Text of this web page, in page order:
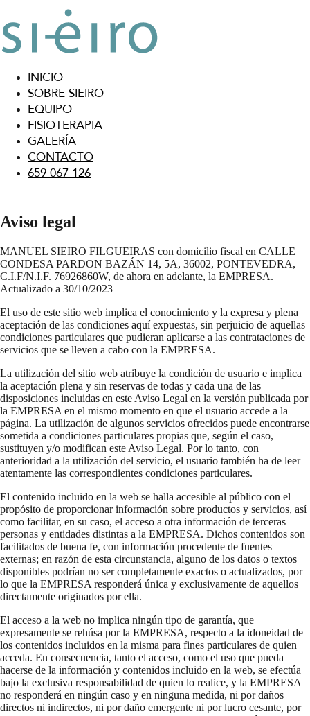
INICIO
SOBRE SIEIRO
EQUIPO
FISIOTERAPIA
GALERÍA
CONTACTO
659 067 126
Aviso legal
MANUEL SIEIRO FILGUEIRAS con domicilio fiscal en CALLE
CONDESA PARDON BAZÁN 14, 5A, 36002, PONTEVEDRA,
C.I.F/N.I.F. 76926860W, de ahora en adelante, la EMPRESA.
Actualizado a 30/10/2023
El uso de este sitio web implica el conocimiento y la expresa y plena
aceptación de las condiciones aquí expuestas, sin perjuicio de aquellas
condiciones particulares que pudieran aplicarse a las contrataciones de
servicios que se lleven a cabo con la EMPRESA.
La utilización del sitio web atribuye la condición de usuario e implica
la aceptación plena y sin reservas de todas y cada una de las
disposiciones incluidas en este Aviso Legal en la versión publicada por
la EMPRESA en el mismo momento en que el usuario accede a la
página. La utilización de algunos servicios ofrecidos puede encontrarse
sometida a condiciones particulares propias que, según el caso,
sustituyen y/o modifican este Aviso Legal. Por lo tanto, con
anterioridad a la utilización del servicio, el usuario también ha de leer
atentamente las correspondientes condiciones particulares.
El contenido incluido en la web se halla accesible al público con el
propósito de proporcionar información sobre productos y servicios, así
como facilitar, en su caso, el acceso a otra información de terceras
personas y entidades distintas a la EMPRESA. Dichos contenidos son
facilitados de buena fe, con información procedente de fuentes
externas; en razón de esta circunstancia, alguno de los datos o textos
disponibles podrían no ser completamente exactos o actualizados, por
lo que la EMPRESA responderá única y exclusivamente de aquellos
directamente originados por ella.
El acceso a la web no implica ningún tipo de garantía, que
expresamente se rehúsa por la EMPRESA, respecto a la idoneidad de
los contenidos incluidos en la misma para fines particulares de quien
acceda. En consecuencia, tanto el acceso, como el uso que pueda
hacerse de la información y contenidos incluido en la web, se efectúa
bajo la exclusiva responsabilidad de quien lo realice, y la EMPRESA
no responderá en ningún caso y en ninguna medida, ni por daños
directos ni indirectos, ni por daño emergente ni por lucro cesante, por